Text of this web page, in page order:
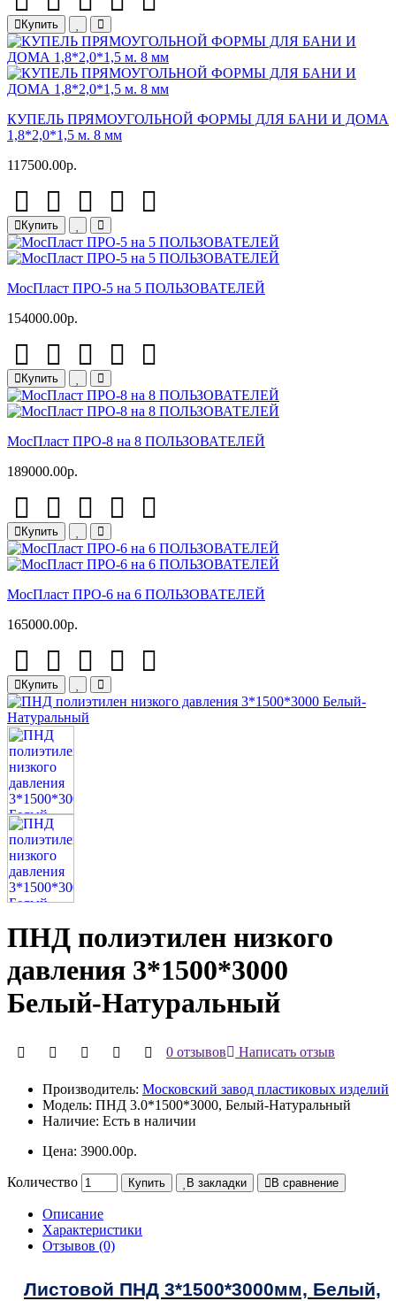
Купить
КУПЕЛЬ ПРЯМОУГОЛЬНОЙ ФОРМЫ ДЛЯ БАНИ И ДОМА
1,8*2,0*1,5 м. 8 мм
117500.00р.
Купить
МосПласт ПРО‑5 на 5 ПОЛЬЗОВАТЕЛЕЙ
154000.00р.
Купить
МосПласт ПРО-8 на 8 ПОЛЬЗОВАТЕЛЕЙ
189000.00р.
Купить
МосПласт ПРО‑6 на 6 ПОЛЬЗОВАТЕЛЕЙ
165000.00р.
Купить
ПНД полиэтилен низкого
давления 3*1500*3000
Белый-Натуральный
0 отзывов Написать отзыв
Производитель: Московский завод пластиковых изделий
Модель: ПНД 3.0*1500*3000, Белый-Натуральный
Наличие: Есть в наличии
Цена: 3900.00р.
Количество Купить В закладки В сравнение
Описание
Характеристики
Отзывов (0)
Листовой ПНД 3*1500*3000мм, Белый,